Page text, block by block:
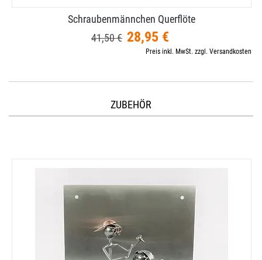
Schraubenmännchen Querflöte
41,50 € 28,95 €
Preis inkl. MwSt. zzgl. Versandkosten
ZUBEHÖR